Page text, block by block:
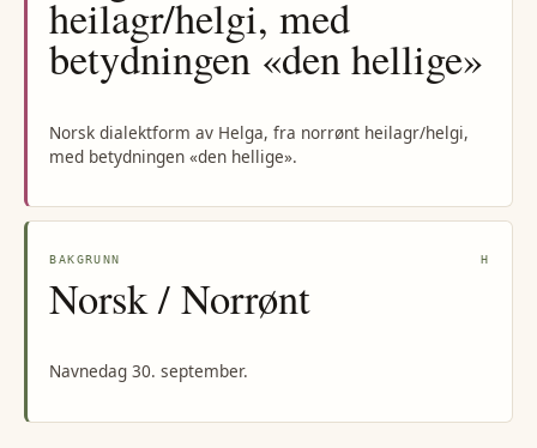
heilagr/helgi, med
betydningen «den hellige»
Norsk dialektform av Helga, fra norrønt heilagr/helgi,
med betydningen «den hellige».
BAKGRUNN H
Norsk / Norrønt
Navnedag 30. september.